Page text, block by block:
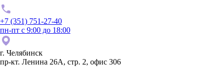
+7 (351) 751-27-40
пн-пт с 9:00 до 18:00
г. Челябинск
пр-кт. Ленина 26А, стр. 2, офис 306